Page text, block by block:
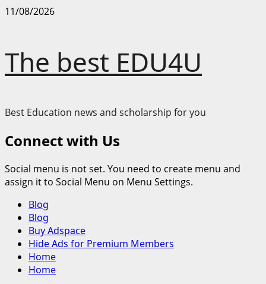
Skip
11/08/2026
The best EDU4U
Best Education news and scholarship for you
Connect with Us
Social menu is not set. You need to create menu and
assign it to Social Menu on Menu Settings.
Primary
Menu
Blog
Blog
Buy Adspace
Hide Ads for Premium Members
Home
Home